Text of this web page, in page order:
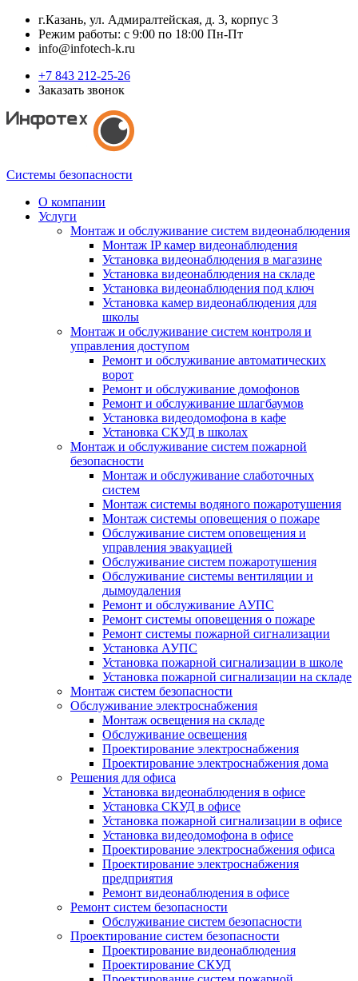
г.Казань, ул. Адмиралтейская, д. 3, корпус 3
Режим работы: с 9:00 по 18:00 Пн-Пт
info@infotech-k.ru
+7 843 212-25-26
Заказать звонок
Системы безопасности
О компании
Услуги
Монтаж и обслуживание систем видеонаблюдения
Монтаж IP камер видеонаблюдения
Установка видеонаблюдения в магазине
Установка видеонаблюдения на складе
Установка видеонаблюдения под ключ
Установка камер видеонаблюдения для
школы
Монтаж и обслуживание систем контроля и
управления доступом
Ремонт и обслуживание автоматических
ворот
Ремонт и обслуживание домофонов
Ремонт и обслуживание шлагбаумов
Установка видеодомофона в кафе
Установка СКУД в школах
Монтаж и обслуживание систем пожарной
безопасности
Монтаж и обслуживание слаботочных
систем
Монтаж системы водяного пожаротушения
Монтаж системы оповещения о пожаре
Обслуживание систем оповещения и
управления эвакуацией
Обслуживание систем пожаротушения
Обслуживание системы вентиляции и
дымоудаления
Ремонт и обслуживание АУПС
Ремонт системы оповещения о пожаре
Ремонт системы пожарной сигнализации
Установка АУПС
Установка пожарной сигнализации в школе
Установка пожарной сигнализации на складе
Монтаж систем безопасности
Обслуживание электроснабжения
Монтаж освещения на складе
Обслуживание освещения
Проектирование электроснабжения
Проектирование электроснабжения дома
Решения для офиса
Установка видеонаблюдения в офисе
Установка СКУД в офисе
Установка пожарной сигнализации в офисе
Установка видеодомофона в офисе
Проектирование электроснабжения офиса
Проектирование электроснабжения
предприятия
Ремонт видеонаблюдения в офисе
Ремонт систем безопасности
Обслуживание систем безопасности
Проектирование систем безопасности
Проектирование видеонаблюдения
Проектирование СКУД